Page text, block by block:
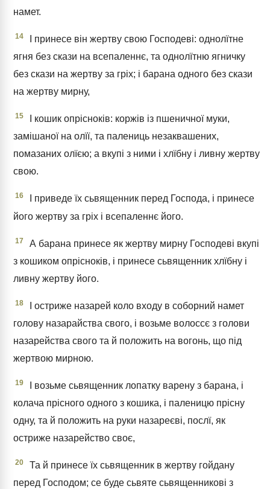
намет.
14
І принесе він жертву свою Господеві: однолїтне
ягня без скази на всепаленнє, та однолїтню ягничку
без скази на жертву за гріх; і барана одного без скази
на жертву мирну,
15
І кошик опрісноків: коржів із пшеничної муки,
замішаної на олїї, та палениць незаквашених,
помазаних олїєю; а вкупі з ними і хлїбну і ливну жертву
свою.
16
І приведе їх сьвященник перед Господа, і принесе
його жертву за гріх і всепаленнє його.
17
А барана принесе як жертву мирну Господеві вкупі
з кошиком опрісноків, і принесе сьвященник хлїбну і
ливну жертву його.
18
І остриже назарей коло входу в соборний намет
голову назарайства свого, і возьме волоссє з голови
назарейства свого та й положить на вогонь, що під
жертвою мирною.
19
І возьме сьвященник лопатку варену з барана, і
колача прісного одного з кошика, і паленицю прісну
одну, та й положить на руки назареєві, послї, як
остриже назарейство своє,
20
Та й принесе їх сьвященник в жертву гойдану
перед Господом; се буде сьвяте сьвященникові з